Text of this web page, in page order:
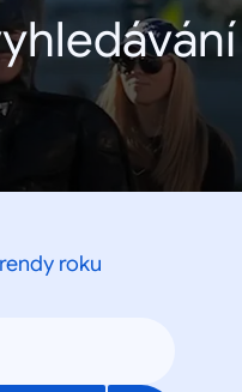
roku